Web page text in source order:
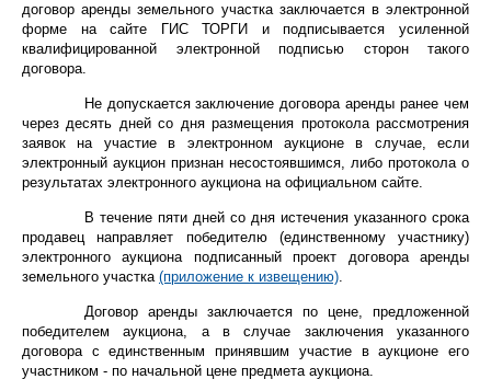
договор аренды земельного участка заключается в электронной
форме на сайте ГИС ТОРГИ
и подписывается усиленной
квалифицированной электронной подписью сторон такого
договора.
Не допускается заключение договора аренды ранее чем
через десять дней со дня размещения протокола рассмотрения
заявок на участие в электронном аукционе в случае, если
электронный аукцион признан несостоявшимся, либо протокола о
результатах электронного аукциона на официальном сайте.
В течение пяти дней со дня истечения указанного срока
продавец направляет победителю (единственному участнику)
электронного аукциона подписанный проект договора аренды
земельного участка (приложение к извещению).
Договор арендызаключается по цене, предложенной
победителем аукциона, а в случае заключения указанного
договора с единственным принявшим участие в аукционе его
участником - по начальной цене предмета аукциона.